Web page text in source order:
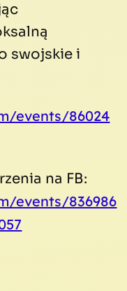
swojskie i
events/86024
na FB:
events/836986